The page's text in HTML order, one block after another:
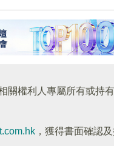
權利人專屬所有或持
，獲得書面確認